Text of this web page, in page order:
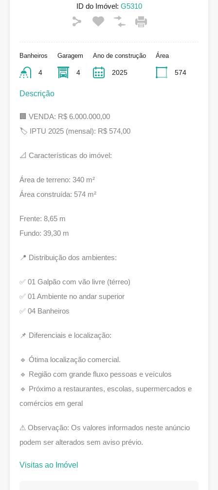
ID do Imóvel: G5310
Banheiros
4
Garagem
4
Ano de construção
2025
Área
574
Descrição
🏢 VENDA: R$ 6.000.000,00
🏷 IPTU 2025 (mensal): R$ 574,00
📐 Características do imóvel:
Área de terreno: 340 m²
Área construída: 574 m²
Frente: 8,65 m
Fundo: 39,30 m
📍 Distribuição dos ambientes:
✅ 01 Galpão com vão livre (térreo)
✅ 01 Ambiente no andar superior
✅ 04 Banheiros
📌 Diferenciais e localização:
🔹 Ótima localização comercial.
🔹 Região com grande fluxo pessoas e veículos
🔹 Próximo a restaurantes, escolas, supermercados e
comércios em geral
⚠ Observação: Os valores informados neste anúncio
podem ser alterados sem aviso prévio.
Visitas ao Imóvel